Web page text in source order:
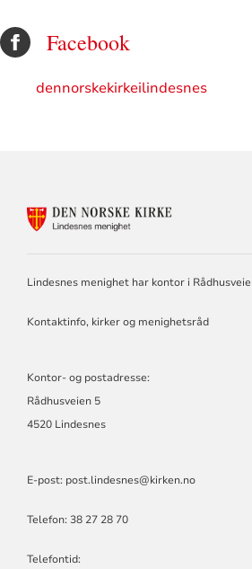
Facebook
dennorskekirkeilindesnes
Lindesnes menighet har kontor i
Kontaktinfo, kirker og menighetsråd
Kontor- og postadresse:
Rådhusveien 5
4520 Lindesnes
E-post: post.lindesnes@kirken.no
Telefon: 38 27 28 70
Telefontid: